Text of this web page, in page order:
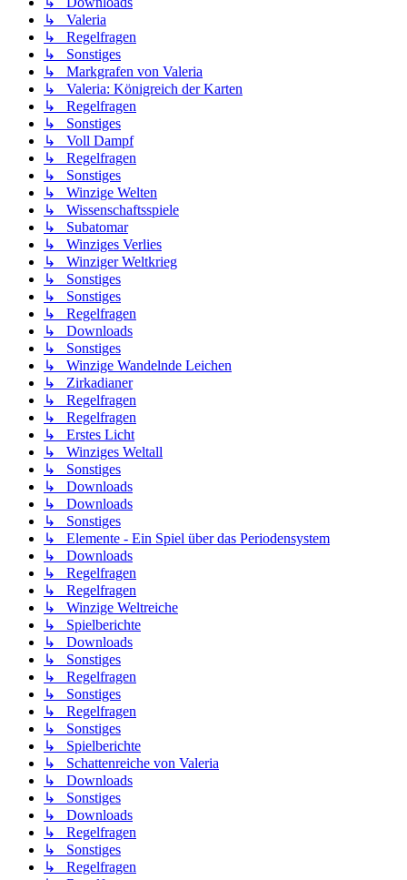
↳ Valeria
↳ Regelfragen
↳ Sonstiges
↳ Markgrafen von Valeria
↳ Valeria: Königreich der Karten
↳ Regelfragen
↳ Sonstiges
↳ Voll Dampf
↳ Regelfragen
↳ Sonstiges
↳ Winzige Welten
↳ Wissenschaftsspiele
↳ Subatomar
↳ Winziges Verlies
↳ Winziger Weltkrieg
↳ Sonstiges
↳ Sonstiges
↳ Regelfragen
↳ Downloads
↳ Sonstiges
↳ Winzige Wandelnde Leichen
↳ Zirkadianer
↳ Regelfragen
↳ Regelfragen
↳ Erstes Licht
↳ Winziges Weltall
↳ Sonstiges
↳ Downloads
↳ Downloads
↳ Sonstiges
↳ Elemente - Ein Spiel über das Periodensystem
↳ Downloads
↳ Regelfragen
↳ Regelfragen
↳ Winzige Weltreiche
↳ Spielberichte
↳ Downloads
↳ Sonstiges
↳ Regelfragen
↳ Sonstiges
↳ Regelfragen
↳ Sonstiges
↳ Spielberichte
↳ Schattenreiche von Valeria
↳ Downloads
↳ Sonstiges
↳ Downloads
↳ Regelfragen
↳ Sonstiges
↳ Regelfragen